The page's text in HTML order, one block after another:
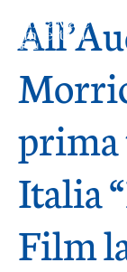
prima
Italia
Film